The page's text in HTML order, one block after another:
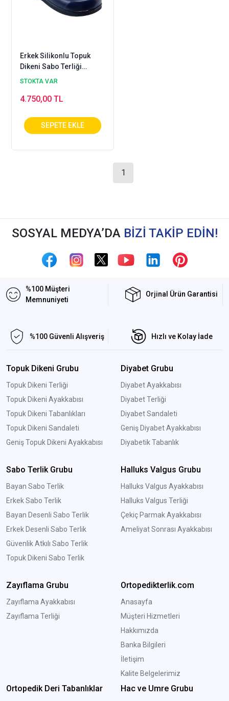
Erkek Silikonlu Topuk
Dikeni Sabo Terliği
Lacivert EPT777LL
STOKTA VAR
4.750,00 TL
1
SOSYAL MEDYA’DA BİZİ TAKİP EDİN!
%100 Müşteri
Memnuniyeti
Orjinal Ürün Garantisi
%100 Güvenli Alışveriş Hızlı ve Kolay İade
Topuk Dikeni Grubu
Topuk Dikeni Terliği
Topuk Dikeni Ayakkabısı
Topuk Dikeni Tabanlıkları
Topuk Dikeni Sandaleti
Geniş Topuk Dikeni Ayakkabısı
Diyabet Grubu
Diyabet Ayakkabısı
Diyabet Terliği
Diyabet Sandaleti
Geniş Diyabet Ayakkabısı
Diyabetik Tabanlık
Sabo Terlik Grubu
Bayan Sabo Terlik
Erkek Sabo Terlik
Bayan Desenli Sabo Terlik
Erkek Desenli Sabo Terlik
Güvenlik Atkılı Sabo Terlik
Topuk Dikeni Sabo Terlik
Halluks Valgus Grubu
Halluks Valgus Ayakkabısı
Halluks Valgus Terliği
Çekiç Parmak Ayakkabısı
Ameliyat Sonrası Ayakkabısı
Zayıflama Grubu
Zayıflama Ayakkabısı
Zayıflama Terliği
Ortopedikterlik.com
Anasayfa
Müşteri Hizmetleri
Hakkımızda
Banka Bilgileri
İletişim
Kalite Belgelerimiz
Ortopedik Deri Tabanlıklar Hac ve Umre Grubu